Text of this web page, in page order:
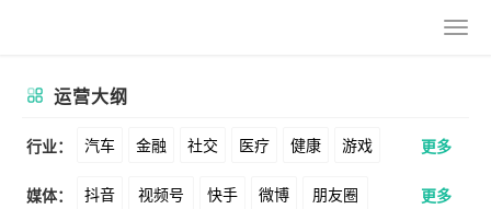
运营大纲
行业： 汽车 金融 社交 医疗 健康 游戏
动漫 美妆 美食 家装 教育 婚纱
更多
媒体： 抖音 视频号 快手 微博 朋友圈 更多